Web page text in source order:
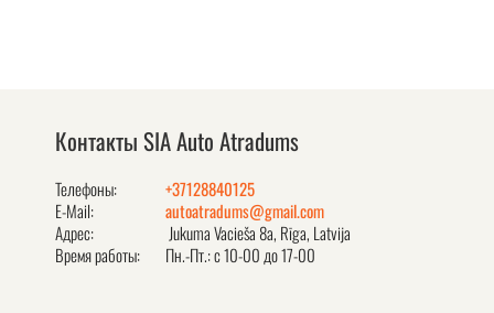
Контакты SIA Auto Atradums
Телефоны:
+37128840125
E-Mail:
autoatradums@gmail.com
Адрес:
Jukuma Vacieša 8a, Rīga, Latvija
Время работы:
Пн.-Пт.: с 10-00 до 17-00